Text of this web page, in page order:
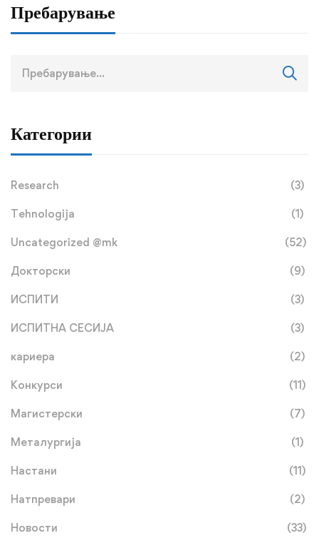
Пребарување
Категории
Research (3)
Tehnologija (1)
Uncategorized @mk (52)
Докторски (9)
ИСПИТИ (3)
ИСПИТНА СЕСИЈА (3)
кариера (2)
Конкурси (11)
Магистерски (7)
Металургија (1)
Настани (11)
Натпревари (2)
Новости (33)